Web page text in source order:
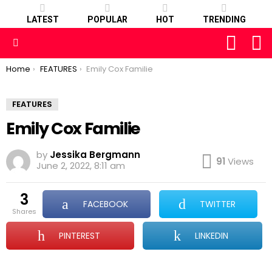
LATEST POPULAR HOT TRENDING
FOLLOW
You are here:
Home FEATURES Emily Cox Familie
FEATURES
Emily Cox Familie
by Jessika Bergmann
June 2, 2022, 8:11 am
91 Views
3
shares
FACEBOOK TWITTER
PINTEREST LINKEDIN